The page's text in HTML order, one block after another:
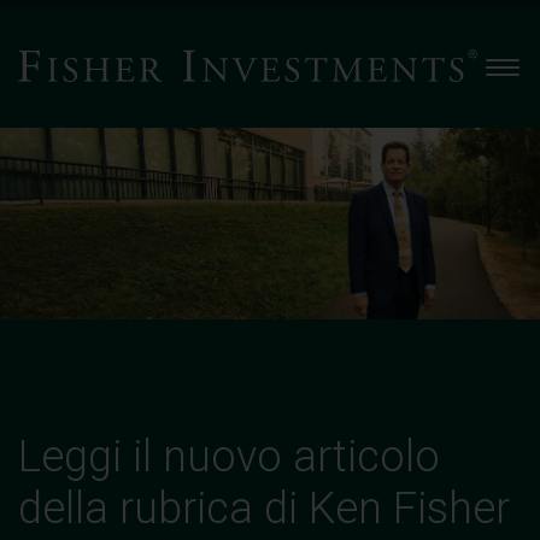
nuovo
di
Ore
Leggi il nuovo articolo
della rubrica di Ken Fisher